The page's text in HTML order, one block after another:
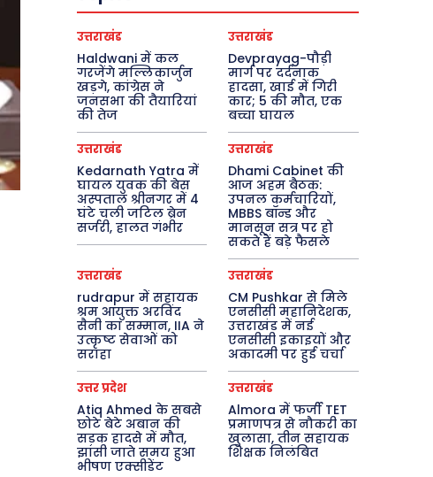
उत्तराखंड
Haldwani में कल
गरजेंगे मल्लिकार्जुन
खड़गे, कांग्रेस ने
जनसभा की तैयारियां
की तेज
उत्तराखंड
Devprayag-पौड़ी
मार्ग पर दर्दनाक
हादसा, खाई में गिरी
कार; 5 की मौत, एक
बच्चा घायल
उत्तराखंड
Kedarnath Yatra में
घायल युवक की बेस
अस्पताल श्रीनगर में 4
घंटे चली जटिल ब्रेन
सर्जरी, हालत गंभीर
उत्तराखंड
Dhami Cabinet की
आज अहम बैठक:
उपनल कर्मचारियों,
MBBS बॉन्ड और
मानसून सत्र पर हो
सकते हैं बड़े फैसले
उत्तराखंड
rudrapur में सहायक
श्रम आयुक्त अरविंद
सैनी का सम्मान, IIA ने
उत्कृष्ट सेवाओं को
सराहा
उत्तराखंड
CM Pushkar से मिले
एनसीसी महानिदेशक,
उत्तराखंड में नई
एनसीसी इकाइयों और
अकादमी पर हुई चर्चा
उत्तर प्रदेश
Atiq Ahmed के सबसे
छोटे बेटे अबान की
सड़क हादसे में मौत,
झांसी जाते समय हुआ
भीषण एक्सीडेंट
उत्तराखंड
Almora में फर्जी TET
प्रमाणपत्र से नौकरी का
खुलासा, तीन सहायक
शिक्षक निलंबित